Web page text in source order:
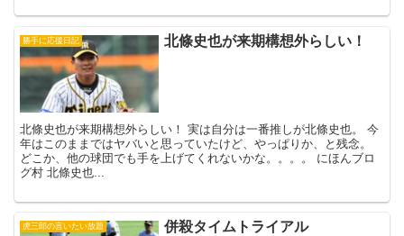
勝手に応援日記 北條史也が来期構想外らしい！
北條史也が来期構想外らしい！ 実は自分は一番推しが北條史也。 今
年はこのままではヤバいと思っていたけど、やっぱりか、と残念。
どこか、他の球団でも手を上げてくれないかな。。。。 にほんブロ
グ村 北條史也...
虎三郎の言いたい放題 併殺タイムトライアル